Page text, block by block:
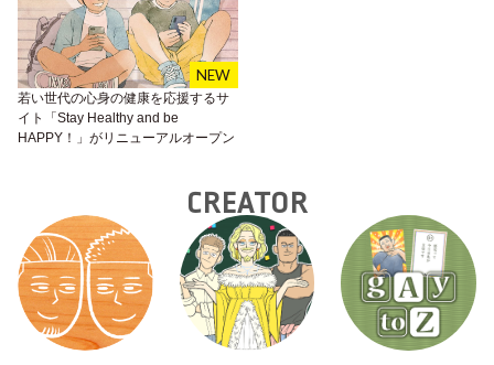
若い世代の心身の健康を応援するサ
イト「Stay Healthy and be
HAPPY！」がリニューアルオープン
CREATOR